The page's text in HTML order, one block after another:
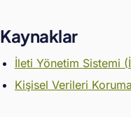
Kaynaklar
İleti Yönetim Sistemi
Kişisel Verileri